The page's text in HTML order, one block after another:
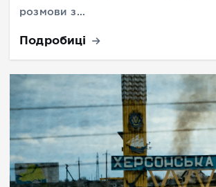
розмови з…
Подробиці